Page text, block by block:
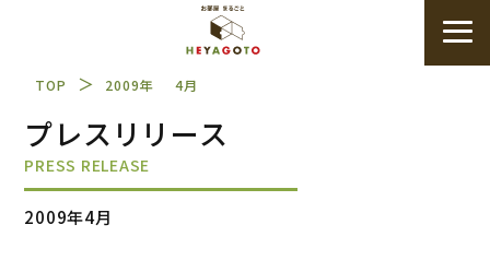
TOP ＞ 2009年 4月
プレスリリース
PRESS RELEASE
2009年4月